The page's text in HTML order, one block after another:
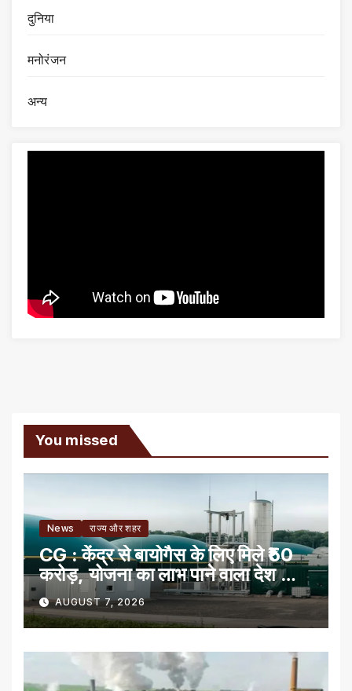
दुनिया
मनोरंजन
अन्य
You missed
News राज्य और शहर
CG : केंद्र से बायोगैस के लिए मिले ₹50
करोड़, योजना का लाभ पाने वाला देश का
पहला राज्य
AUGUST 7, 2026